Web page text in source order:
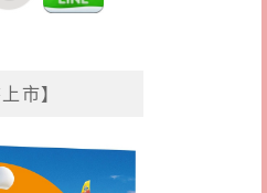
市】